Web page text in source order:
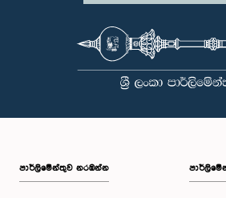
පාර්ලි‌මේන්තුව නරඹන්න